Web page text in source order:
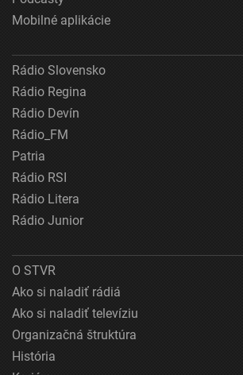
Mobilné aplikácie
Rádio Slovensko
Rádio Regina
Rádio Devín
Rádio_FM
Patria
Rádio RSI
Rádio Litera
Rádio Junior
O STVR
Ako si naladiť rádiá
Ako si naladiť televíziu
Organizačná štruktúra
História